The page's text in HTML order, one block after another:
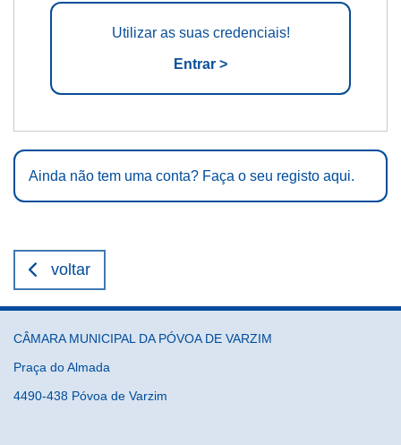
Utilizar as suas credenciais!
Entrar >
Ainda não tem uma conta? Faça o seu registo aqui.
voltar
CÂMARA MUNICIPAL DA PÓVOA DE VARZIM
Praça do Almada
4490-438 Póvoa de Varzim